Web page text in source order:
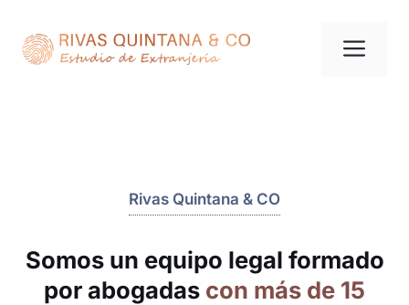
contenido
Rivas Quintana & CO
Somos un equipo legal formado
por abogadas con más de 15